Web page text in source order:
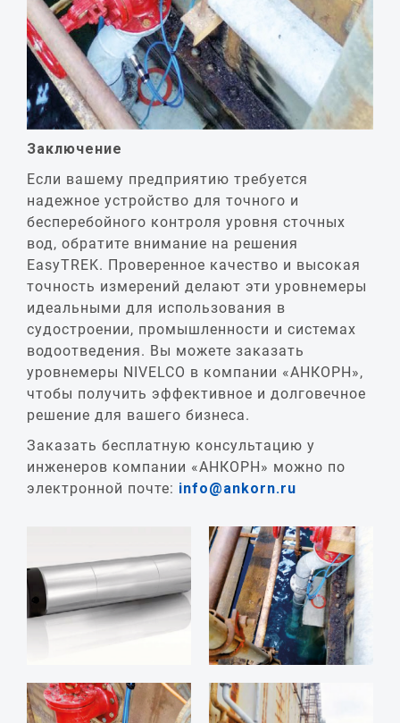
Заключение
Если вашему предприятию требуется
надежное устройство для точного и
бесперебойного контроля уровня сточных
вод, обратите внимание на решения
EasyTREK. Проверенное качество и высокая
точность измерений делают эти уровнемеры
идеальными для использования в
судостроении, промышленности и системах
водоотведения. Вы можете заказать
уровнемеры NIVELCO в компании «АНКОРН»,
чтобы получить эффективное и долговечное
решение для вашего бизнеса.
Заказать бесплатную консультацию у
инженеров компании «АНКОРН» можно по
электронной почте: info@ankorn.ru